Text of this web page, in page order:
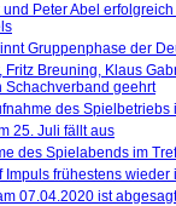
und Peter Abel
Gruppenphase der
Fritz Breuning, Klaus
Schachverband geehrt
des Spielbetriebs
25. Juli fällt aus
des Spielabends im
Impuls frühestens wieder
07.04.2020 ist abgesagt